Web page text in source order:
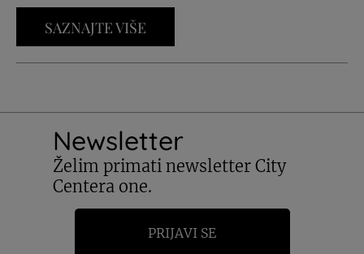
SAZNAJTE VIŠE
Newsletter
Želim primati newsletter City
Centera one.
PRIJAVI SE